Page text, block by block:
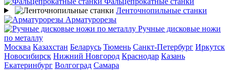
Ленточнопильные станки
Арматурорезы
Ручные дисковые ножи
по металлу
Москва Казахстан Беларусь Тюмень Санкт-Петербург Иркутск
Новосибирск Нижний Новгород Краснодар Казань
Екатеринбург Волгоград Самара